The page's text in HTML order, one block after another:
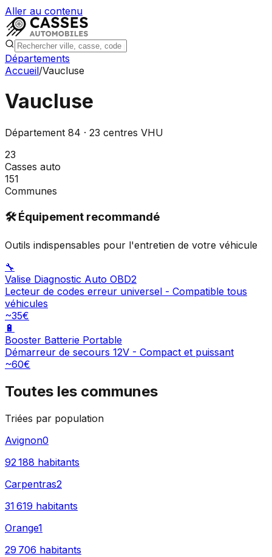
Aller au contenu
Départements
Accueil/Vaucluse
Vaucluse
Département 84 · 23 centres VHU
23
Casses auto
151
Communes
🛠️ Équipement recommandé
Outils indispensables pour l'entretien de votre véhicule
🔧
Valise Diagnostic Auto OBD2
Lecteur de codes erreur universel - Compatible tous
véhicules
~35€
🔋
Booster Batterie Portable
Démarreur de secours 12V - Compact et puissant
~60€
Toutes les communes
Triées par population
Avignon0
92 188 habitants
Carpentras2
31 619 habitants
Orange1
29 706 habitants